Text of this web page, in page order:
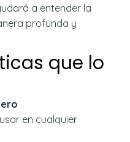
a entender la
profunda y
que lo
en cualquier